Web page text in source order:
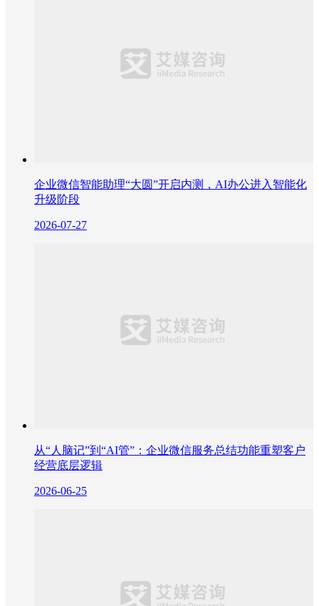
企业微信智能助理“大圆”开启内测，AI办公进入智能化
升级阶段
2026-07-27
从“人脑记”到“AI管”：企业微信服务总结功能重塑客户
经营底层逻辑
2026-06-25